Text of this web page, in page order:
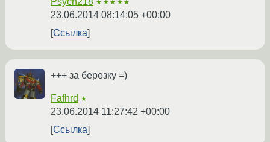
★★★★★
23.06.2014 08:14:05 +00:00
Ссылка
+++ за березку =)
Fafhrd ★
23.06.2014 11:27:42 +00:00
Ссылка